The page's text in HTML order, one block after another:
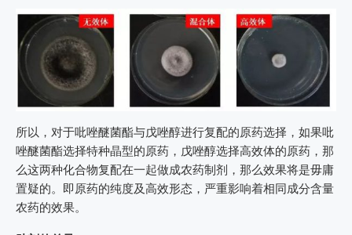
所以，对于吡唑醚菌酯与戊唑醇进行复配的原药选择，如果吡
唑醚菌酯选择特种晶型的原药，戊唑醇选择高效体的原药，那
么这两种化合物复配在一起做成农药制剂，那么效果将是毋庸
置疑的。即原药的纯度及高效形态，严重影响着相同成分含量
农药的效果。